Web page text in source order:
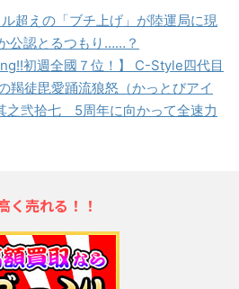
ル超えの「ブチ上げ」が陸運局に現
認とるつもり……？
初週全國７位！】 C-Style四代目
羯徒毘愛踊流狼怒（かっとびアイ
之弐拾七 5周年に向かって全速力
く売れる！！